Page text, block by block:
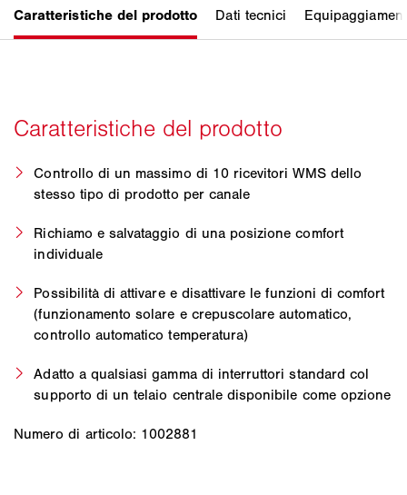
Controllo di un massimo di 10 ricevitori WMS dello
stesso tipo di prodotto per canale
Richiamo e salvataggio di una posizione comfort
individuale
Possibilità di attivare e disattivare le funzioni di comfort
(funzionamento solare e crepuscolare automatico,
controllo automatico temperatura)
Adatto a qualsiasi gamma di interruttori standard col
supporto di un telaio centrale disponibile come opzione
Numero di articolo: 1002881